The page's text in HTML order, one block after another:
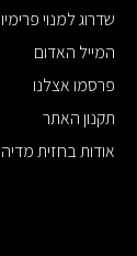
שדרוג למנוי
המייל האדום
פרסמו אצלנו
תקנון האתר
אודות בחזית מדיה